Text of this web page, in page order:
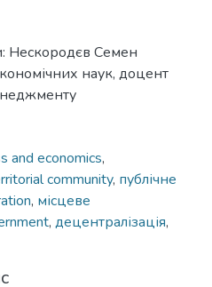
Нескородєв Семен
наук, доцент
and economics,
community, публічне
, місцеве
, децентралізація,